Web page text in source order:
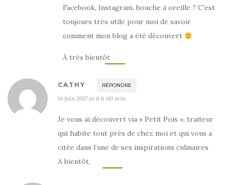
Facebook, Instagram, bouche à oreille ? C’est
toujours très utile pour moi de savoir
comment mon blog a été découvert
À très bientôt
CATHY RÉPONDRE
14 juin 2017 at 8 h 00 min
Je vous ai découvert via « Petit Pois », traiteur
qui habite tout près de chez moi et qui vous a
citée dans l’une de ses inspirations culinaires
A bientôt,